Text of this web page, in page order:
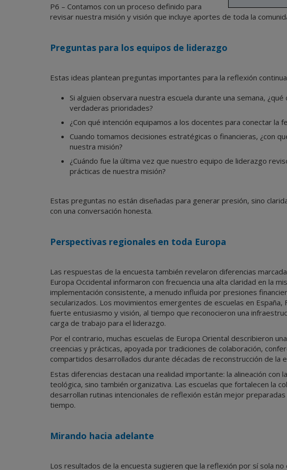
P6 – Contamos con un proceso definido para
revisar nuestra misión y visión que incluye aportes de toda la
Preguntas para los equipos de liderazgo
Estas ideas plantean preguntas importantes para la reflexión
Si alguien observara nuestra escuela durante una semana,
verdaderas prioridades?
¿Con qué intención equipamos a los docentes para conectar la
Cuando tomamos decisiones estratégicas o financieras, ¿con
nuestra misión?
¿Cuándo fue la última vez que nuestro equipo de liderazgo
prácticas de nuestra misión?
Estas preguntas no están diseñadas para generar presión, sino
con una conversación honesta.
Perspectivas regionales en toda Europa
Las respuestas de la encuesta también revelaron diferencias
Europa Occidental informaron con frecuencia una alta claridad en la
implementación consistente, a menudo influida por presiones
secularizados. Los movimientos emergentes de escuelas en España,
fuerte entusiasmo y visión, al tiempo que reconocieron una
carga de trabajo para el liderazgo.
Por el contrario, muchas escuelas de Europa Oriental describieron
creencias y prácticas, apoyada por tradiciones de colaboración,
compartidos desarrollados durante décadas de reconstrucción de la
Estas diferencias destacan una realidad importante: la alineación con
teológica, sino también organizativa. Las escuelas que fortalecen la
desarrollan rutinas intencionales de reflexión están mejor
tiempo.
Mirando hacia adelante
Los resultados de la encuesta sugieren que la reflexión por sí sola no